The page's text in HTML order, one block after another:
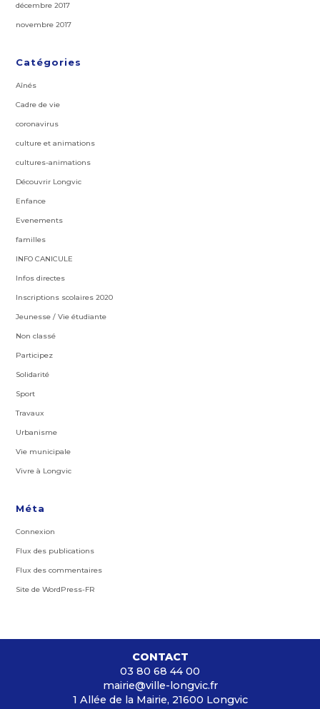
décembre 2017
novembre 2017
Catégories
Aînés
Cadre de vie
coronavirus
culture et animations
cultures-animations
Découvrir Longvic
Enfance
Evenements
familles
INFO CANICULE
Infos directes
Inscriptions scolaires 2020
Jeunesse / Vie étudiante
Non classé
Participez
Solidarité
Sport
Travaux
Urbanisme
Vie municipale
Vivre à Longvic
Méta
Connexion
Flux des publications
Flux des commentaires
Site de WordPress-FR
CONTACT
03 80 68 44 00
mairie@ville-longvic.fr
1 Allée de la Mairie, 21600 Longvic